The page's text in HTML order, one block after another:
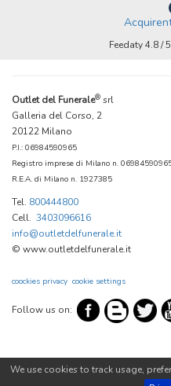
Feedaty4.8/5
Outlet del Funerale® srl
Galleria del Corso, 2
20122 Milano
P.I.: 06984590965
Registro imprese di Milano n.
R.E.A. di Milano n. 1927385
Tel. 800444800
Cell. 3403096616
info@outletdelfunerale.it
© www.outletdelfunerale.it
coockies privacy cookie settings
Follow us on:
We use cookies to track usage,